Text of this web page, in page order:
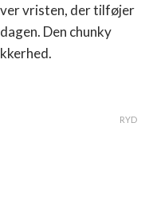
vristen, der tilføjer
Den chunky
RYD